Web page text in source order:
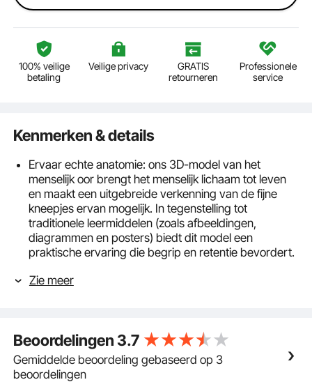
100% veilige
betaling
Veilige privacy
GRATIS
retourneren
Professionele
service
Kenmerken & details
Ervaar echte anatomie: ons 3D-model van het
menselijk oor brengt het menselijk lichaam tot leven
en maakt een uitgebreide verkenning van de fijne
kneepjes ervan mogelijk. In tegenstelling tot
traditionele leermiddelen (zoals afbeeldingen,
diagrammen en posters) biedt dit model een
praktische ervaring die begrip en retentie bevordert.
fascinerende wereld van de anatomie met ons
avontuur dan een hele klus.
Demontabel ontwerp: ons anatomische oormodel is
demontabel, zodat het eenvoudig kan worden
gemonteerd en gedemonteerd, zodat studenten de
Zie meer
Beoordelingen 3.7
Gemiddelde beoordeling gebaseerd op 3
beoordelingen